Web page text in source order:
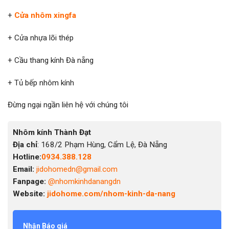
+ Cửa nhôm xingfa
+ Cửa nhựa lõi thép
+ Cầu thang kính Đà nẵng
+ Tủ bếp nhôm kính
Đừng ngại ngần liên hệ với chúng tôi
Nhôm kính Thành Đạt
Địa chỉ: 168/2 Phạm Hùng, Cẩm Lệ, Đà Nẵng
Hotline:0934.388.128
Email: jidohomedn@gmail.com
Fanpage: @nhomkinhdanangdn
Website: jidohome.com/nhom-kinh-da-nang
Nhận Báo giá